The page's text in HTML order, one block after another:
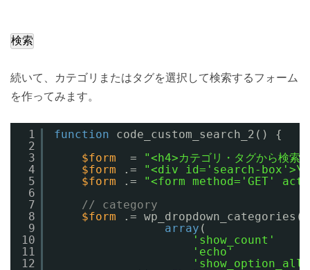
続いて、カテゴリまたはタグを選択して検索するフォーム
を作ってみます。
1
2
3
4
5
6
7
8
9
10
11
12
function
code_custom_search_2() {
$form
=
"<h4>カテゴリ・タグから検
$form
.=
"<div id='search-
$form
.=
"<form method='GET'
// category
$form
.= wp_dropdown_categories(
array (
'show_count'
'echo'
'show_option_all'